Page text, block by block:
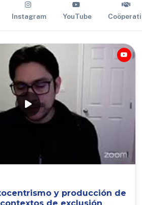
Instagram YouTube
y producción de